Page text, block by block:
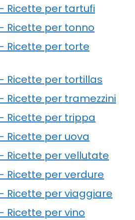
Ricette per tartufi
Ricette per tonno
Ricette per torte
Ricette per tortillas
Ricette per tramezzini
Ricette per trippa
Ricette per uova
Ricette per vellutate
Ricette per verdure
Ricette per viaggiare
Ricette per vino